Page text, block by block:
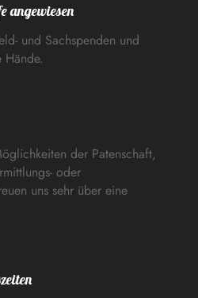
angewiesen
und Sachspenden und
der Patenschaft,
oder
uns sehr über eine